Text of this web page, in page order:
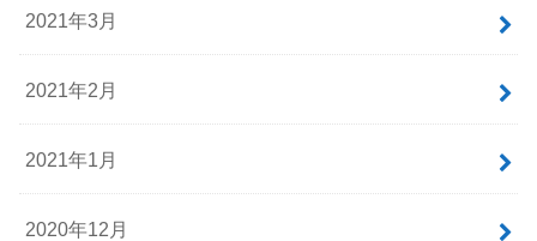
2021年3月
2021年2月
2021年1月
2020年12月